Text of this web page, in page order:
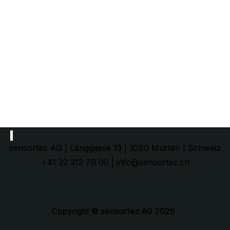
sensortec AG | Länggasse 13 | 3280 Murten | Schweiz
+41 32 312 70 00 | info@sensortec.ch
Copyright © sensortec AG 2026